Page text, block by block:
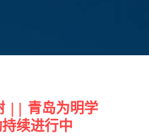
|| 青岛为明学
续进行中